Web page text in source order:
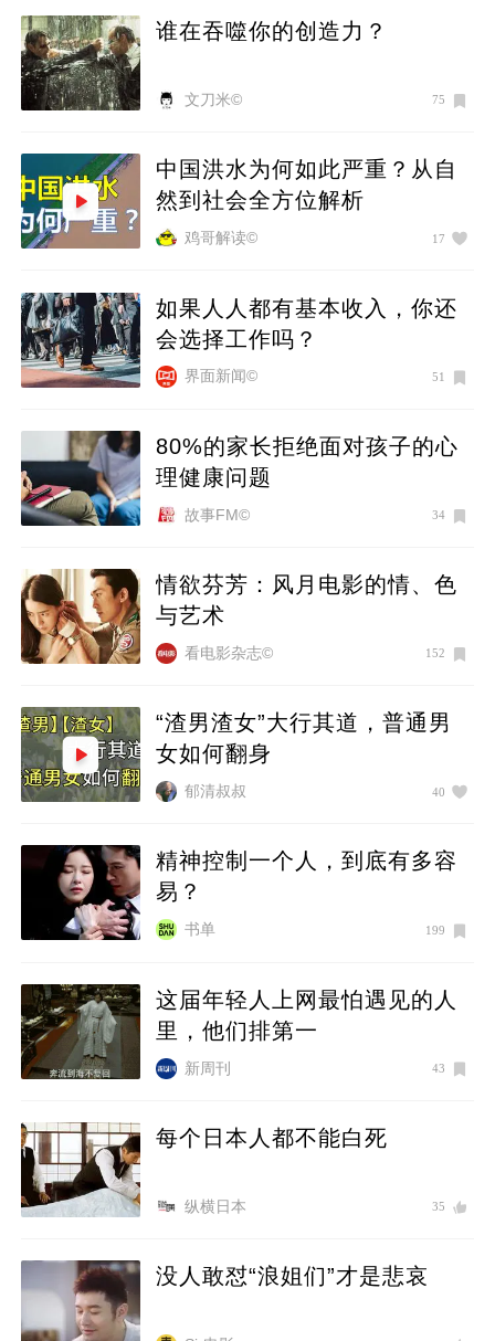
谁在吞噬你的创造力？
文刀米© 75
中国洪水为何如此严重？从自
然到社会全方位解析
鸡哥解读© 17
如果人人都有基本收入，你还
会选择工作吗？
界面新闻© 51
80%的家长拒绝面对孩子的心
理健康问题
故事FM© 34
情欲芬芳：风月电影的情、色
与艺术
看电影杂志© 152
“渣男渣女”大行其道，普通男
女如何翻身
郁清叔叔 40
精神控制一个人，到底有多容
易？
书单 199
这届年轻人上网最怕遇见的人
里，他们排第一
新周刊 43
每个日本人都不能白死
纵横日本 35
没人敢怼“浪姐们”才是悲哀